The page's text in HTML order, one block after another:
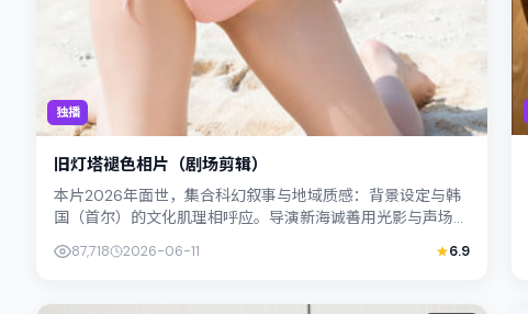
独播
旧灯塔褪色相片（剧场剪辑）
本片2026年面世，集合科幻叙事与地域质感：背景设定与韩
国（首尔）的文化肌理相呼应。导演新海诚善用光影与声场塑
87,718 2026-06-11 6.9